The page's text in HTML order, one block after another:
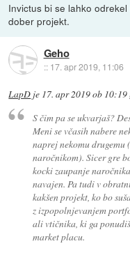
Invictus bi se lahko
dober projekt.
Geho
:: 17. apr 2019, 11:06
LapD je 17. apr 2019 ob 10:19
S čim pa se ukvarjaš?
Meni se včasih nabere
naprej nekomu
naročnikom). Sicer gre
kocki zaupanje
navajen. Pa tudi v
kakšen projekt, ko bo
z izpopolnjevanjem
ali vtičnika, ki ga
market placu.